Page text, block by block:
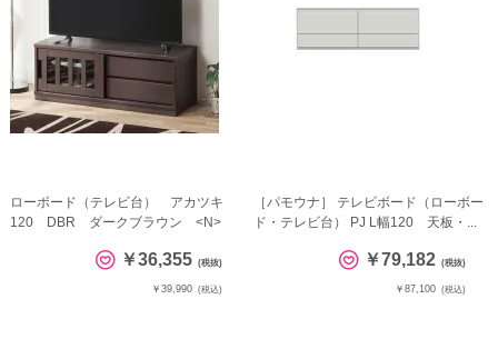
ローボード（テレビ台） アカツキ
120 DBR ダークブラウン <N>
￥36,355 (税抜)
￥39,990 (税込)
［パモウナ］ テレビボード（ローボー
ド・テレビ台） PJ L幅120 天板・...
￥79,182 (税抜)
￥87,100 (税込)